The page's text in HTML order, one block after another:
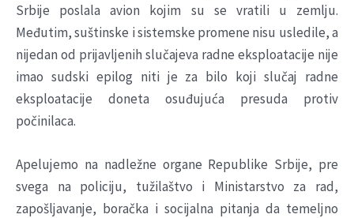
Srbije poslala avion kojim su se vratili u zemlju.
Međutim, suštinske i sistemske promene nisu usledile, a
nijedan od prijavljenih slučajeva radne eksploatacije nije
imao sudski epilog niti je za bilo koji slučaj radne
eksploatacije doneta osuđujuća presuda protiv
počinilaca.
Apelujemo na nadležne organe Republike Srbije, pre
svega na policiju, tužilaštvo i Ministarstvo za rad,
zapošljavanje, boračka i socijalna pitanja da temeljno